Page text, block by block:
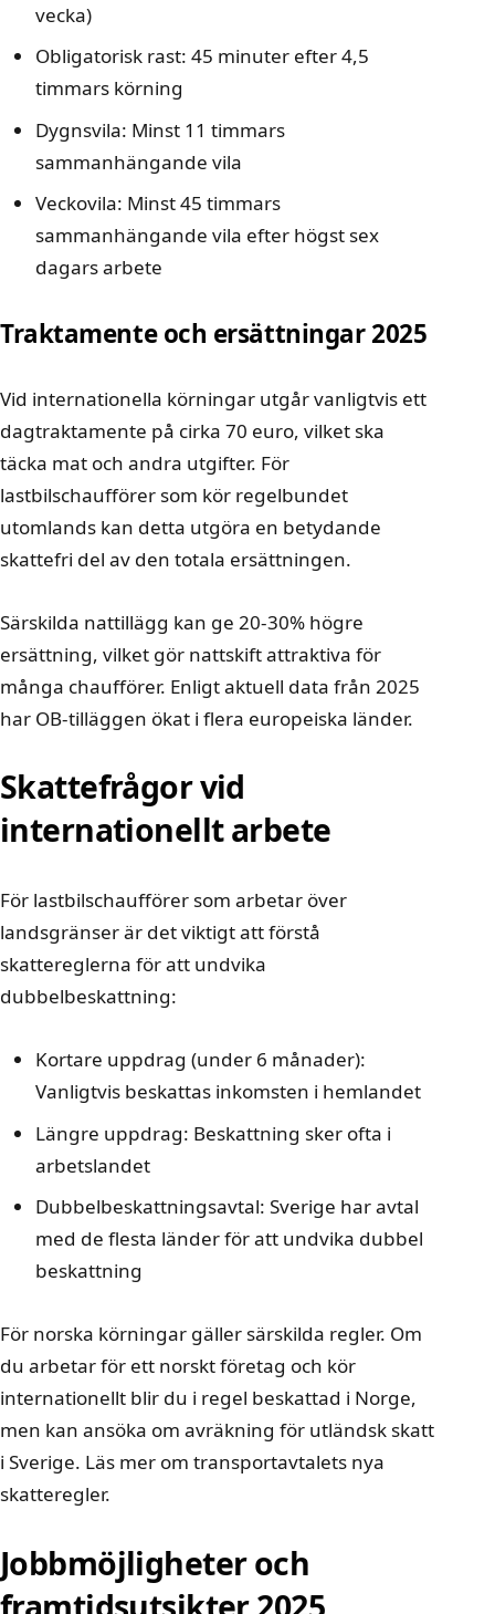
vecka)
Obligatorisk rast: 45 minuter efter 4,5
timmars körning
Dygnsvila: Minst 11 timmars
sammanhängande vila
Veckovila: Minst 45 timmars
sammanhängande vila efter högst sex
dagars arbete
Traktamente och ersättningar 2025
Vid internationella körningar utgår vanligtvis ett
dagtraktamente på cirka 70 euro, vilket ska
täcka mat och andra utgifter. För
lastbilschaufförer som kör regelbundet
utomlands kan detta utgöra en betydande
skattefri del av den totala ersättningen.
Särskilda nattillägg kan ge 20-30% högre
ersättning, vilket gör nattskift attraktiva för
många chaufförer. Enligtaktuell data från 2025
har OB-tilläggen ökat i flera europeiska länder.
Skattefrågor vid
internationellt arbete
För lastbilschaufförer som arbetar över
landsgränser är det viktigt att förstå
skattereglerna för att undvika
dubbelbeskattning:
Kortare uppdrag (under 6 månader):
Vanligtvis beskattas inkomsten i hemlandet
Längre uppdrag: Beskattning sker ofta i
arbetslandet
Dubbelbeskattningsavtal: Sverige har avtal
med de flesta länder för att undvika dubbel
beskattning
För norska körningar gäller särskilda regler. Om
du arbetar för ett norskt företag och kör
internationellt blir du i regel beskattad i Norge,
men kan ansöka om avräkning för utländsk skatt
i Sverige. Läs mer om transportavtalets nya
skatteregler.
Jobbmöjligheter och